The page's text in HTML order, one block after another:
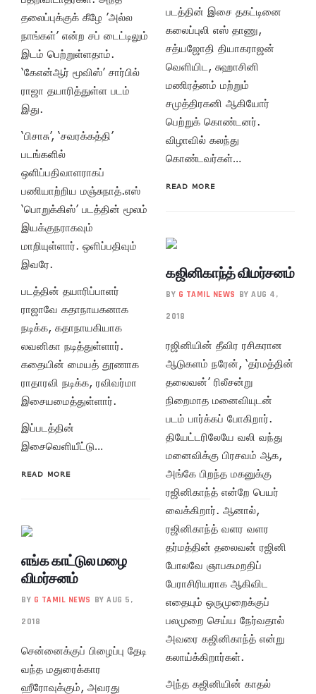
தலைப்புக்குக் கீழே ’அல்ல
நாங்கள்’ என்ற சப் டைட்டிலும்
இடம் பெற்றுள்ளதாம்.
‘கேஎன்ஆர் மூவிஸ்’ சார்பில்
ராஜா தயாரித்துள்ள படம்
இது.
‘பிசாசு’, ‘சவரக்கத்தி’
படங்களில்
ஒளிப்பதிவாளராகப்
பணியாற்றிய மஞ்சுநாத்.எஸ்
‘பொறுக்கிஸ்’ படத்தின் மூலம்
இயக்குநராகவும்
மாறியுள்ளார். ஒளிப்பதிவும்
இவரே.
படத்தின் தயாரிப்பாளர்
ராஜாவே கதாநாயகனாக
நடிக்க, கதாநாயகியாக
லவனிகா நடித்துள்ளார்.
கதையின் மையத் தூணாக
ராதாரவி நடிக்க, ரவிவர்மா
இசையமைத்துள்ளார்.
இப்படத்தின்
இசைவெளியீட்டு…
READ MORE
எங்க காட்டுல மழை
விமர்சனம்
BY G TAMIL NEWS BY AUG 5,
2018
சென்னைக்குப் பிழைப்பு தேடி
வந்த மதுரைக்கார
ஹீரோவுக்கும், அவரது
படத்தின் இசை தகட்டினை
கலைப்புலி எஸ் தாணு,
சத்யஜோதி தியாகராஜன்
வெளியிட, சுஹாசினி
மணிரத்னம் மற்றும்
சமுத்திரகனி ஆகியோர்
பெற்றுக் கொண்டனர்.
விழாவில் கலந்து
கொண்டவர்கள்…
READ MORE
கஜினிகாந்த் விமர்சனம்
BY G TAMIL NEWS BY AUG 4,
2018
ரஜினியின் தீவிர ரசிகரான
ஆடுகளம் நரேன், ‘தர்மத்தின்
தலைவன்’ ரிலீசன்று
நிறைமாத மனைவியுடன்
படம் பார்க்கப் போகிறார்.
தியேட்டரிலேயே வலி வந்து
மனைவிக்கு பிரசவம் ஆக,
அங்கே பிறந்த மகனுக்கு
ரஜினிகாந்த் என்றே பெயர்
வைக்கிறார். ஆனால்,
ரஜினிகாந்த் வளர வளர
தர்மத்தின் தலைவன் ரஜினி
போலவே ஞாபகமறதிப்
பேராசிரியராக ஆகிவிட
எதையும் ஒருமுறைக்குப்
பலமுறை செய்ய நேர்வதால்
அவரை கஜினிகாந்த் என்று
கலாய்க்கிறார்கள்.
அந்த கஜினியின் காதல்